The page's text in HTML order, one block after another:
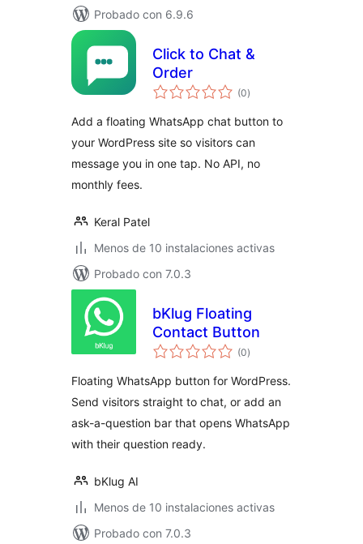
Probado con 6.9.6
Click to Chat &
Order
(0total
de
)
Add a floating WhatsApp chat button to
your WordPress site so visitors can
message you in one tap. No API, no
monthly fees.
Keral Patel
Menos de 10 instalaciones activas
Probado con 7.0.3
bKlug Floating
Contact Button
(0total
de
)
Floating WhatsApp button for WordPress.
Send visitors straight to chat, or add an
ask-a-question bar that opens WhatsApp
with their question ready.
bKlug AI
Menos de 10 instalaciones activas
Probado con 7.0.3